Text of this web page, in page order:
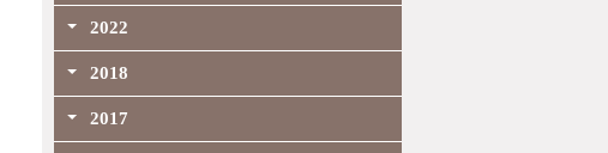
2022
2018
2017